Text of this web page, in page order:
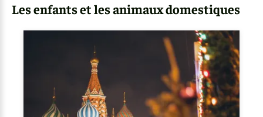
Les enfants et les animaux domestiques